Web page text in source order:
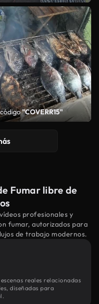
código"COVERR15"
Fumar libre de
profesionales y
fumar, autorizados para
de trabajo modernos.
reales relacionadas
diseñadas para